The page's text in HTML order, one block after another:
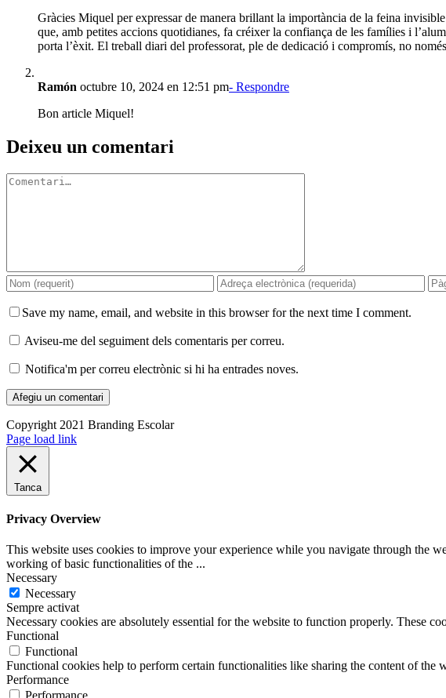
Gràcies Miquel per expressar de manera brillant la importància de la feina
que, amb petites accions quotidianes, fa créixer la confiança de les famílies i
porta l’èxit. El treball diari del professorat, ple de dedicació i compromís, no
Ramón octubre 10, 2024 en 12:51 pm- Respondre
Bon article Miquel!
Deixeu un comentari
Comment
Save my name, email, and website in this browser for the next time I comment.
Aviseu-me del seguiment dels comentaris per correu.
Notifica'm per correu electrònic si hi ha entrades noves.
Copyright 2021 Branding Escolar
X
Instagram
LinkedIn
YouTube
Email:
Facebook
Page load link
Tanca
Privacy Overview
This website uses cookies to improve your experience while you navigate through the
working of basic functionalities of the ...
Necessary
Necessary
Sempre activat
Necessary cookies are absolutely essential for the website to function properly. These
Functional
Functional
Functional cookies help to perform certain functionalities like sharing the content of the
Performance